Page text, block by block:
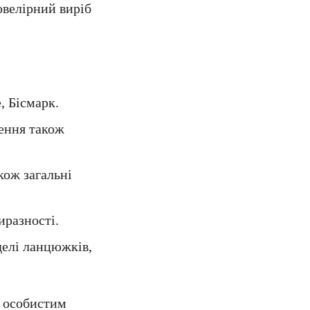
виріб
Бісмарк.
також
загальні
ланцюжків,